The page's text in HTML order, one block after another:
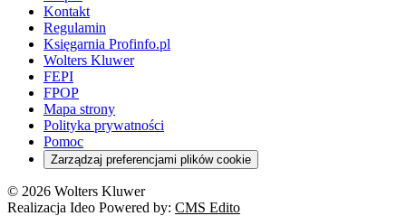
Kontakt
Regulamin
Księgarnia Profinfo.pl
Wolters Kluwer
FEPI
FPOP
Mapa strony
Polityka prywatności
Pomoc
Zarządzaj preferencjami plików cookie
© 2026 Wolters Kluwer
Realizacja Ideo Powered by: CMS Edito